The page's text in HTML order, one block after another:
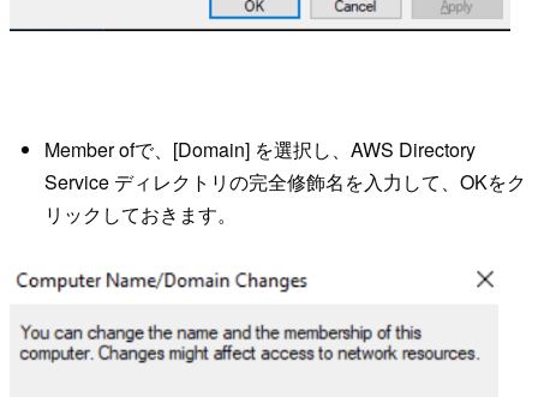
Member ofで、[Domain] を選択し、AWS Directory
Service ディレクトリの完全修飾名を入力して、OKをク
リックしておきます。